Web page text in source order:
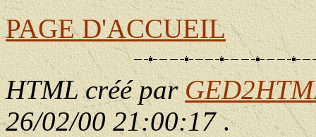
PAGE D'ACCUEIL
HTML créé par
26/02/00 21:00:17.